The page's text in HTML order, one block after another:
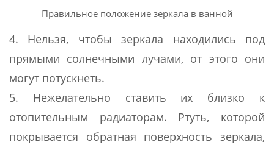
Правильное положение зеркала в ванной
4. Нельзя, чтобы зеркала находились под
прямыми солнечными лучами, от этого они
могут потускнеть.
5. Нежелательно ставить их близко к
отопительным радиаторам. Ртуть, которой
покрывается обратная поверхность зеркала,